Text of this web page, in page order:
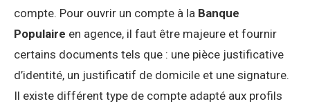
compte. Pour ouvrir un compte à la Banque
Populaire en agence, il faut être majeure et fournir
certains documents tels que : une pièce justificative
d’identité, un justificatif de domicile et une signature.
Il existe différent type de compte adapté aux profils